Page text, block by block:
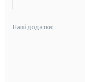
Наші додатки: